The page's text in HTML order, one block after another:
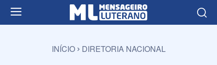
INÍCIO DIRETORIA NACIONAL